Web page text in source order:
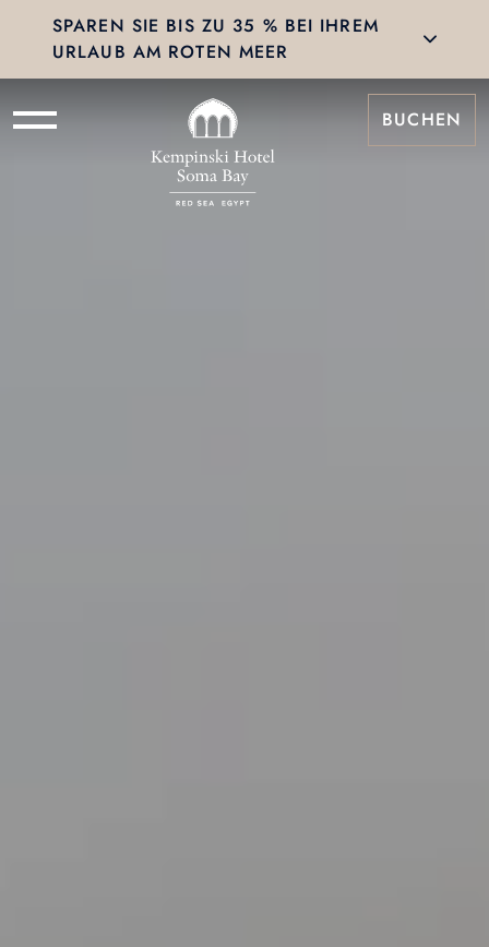
SPAREN SIE BIS ZU 35 % BEI IHREM
URLAUB AM ROTEN MEER
BUCHEN